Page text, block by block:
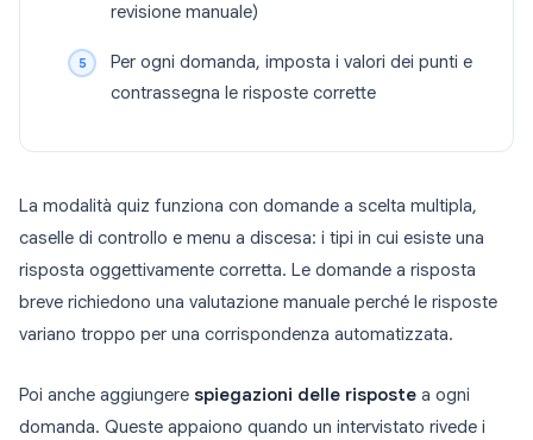
revisione manuale)
Per ogni domanda, imposta i valori dei punti e
contrassegna le risposte corrette
La modalità quiz funziona con domande a scelta multipla,
caselle di controllo e menu a discesa: i tipi in cui esiste una
risposta oggettivamente corretta. Le domande a risposta
breve richiedono una valutazione manuale perché le risposte
variano troppo per una corrispondenza automatizzata.
Poi anche aggiungere spiegazioni delle risposte a ogni
domanda. Queste appaiono quando un intervistato rivede i